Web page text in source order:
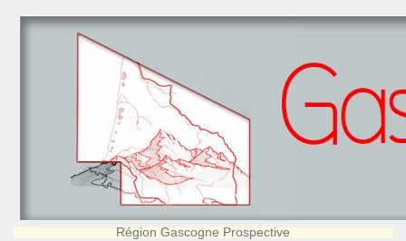
Région Gascogne Prospective